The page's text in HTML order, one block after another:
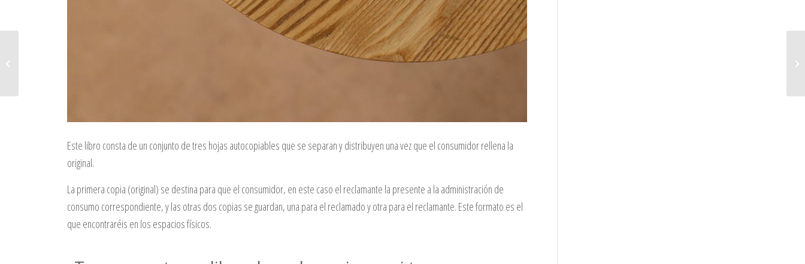
Este libro consta de un conjunto de tres hojas autocopiables que se separan y distribuyen una vez que el consumidor rellena la
original.
La primera copia (original) se destina para que el consumidor, en este caso el reclamante la presente a la administración de
consumo correspondiente, y las otras dos copias se guardan, una para el reclamado y otra para el reclamante. Este formato es el
que encontraréis en los espacios físicos.